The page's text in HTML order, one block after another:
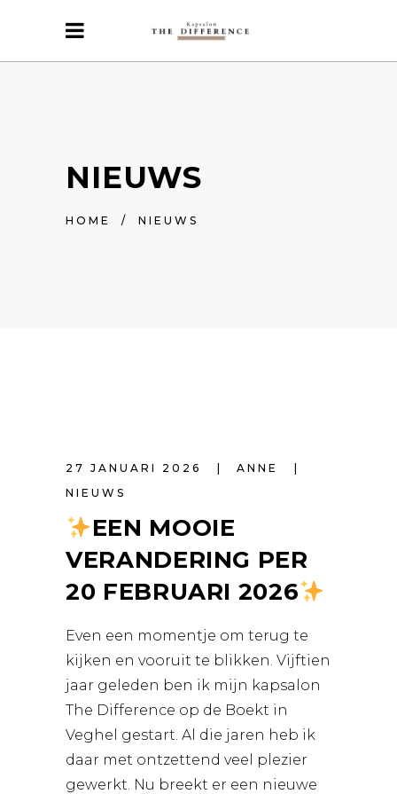
NIEUWS
HOME / NIEUWS
27 JANUARI 2026
ANNE
NIEUWS
EEN MOOIE
VERANDERING PER
20 FEBRUARI 2026
Even een momentje om terug te
kijken en vooruit te blikken. Vijftien
jaar geleden ben ik mijn kapsalon
The Difference op de Boekt in
Veghel gestart. Al die jaren heb ik
daar met ontzettend veel plezier
gewerkt. Nu breekt er een nieuwe